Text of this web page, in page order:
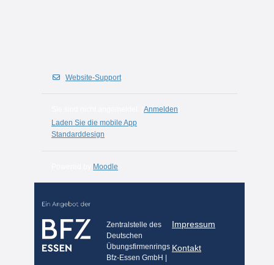
Website-Support
Anmelden
Laden Sie die mobile App
Standarddesign
Moodle
Zentralstelle des
Deutschen
Übungsfirmenrings
Bfz-Essen GmbH |
Impressum
Kontakt